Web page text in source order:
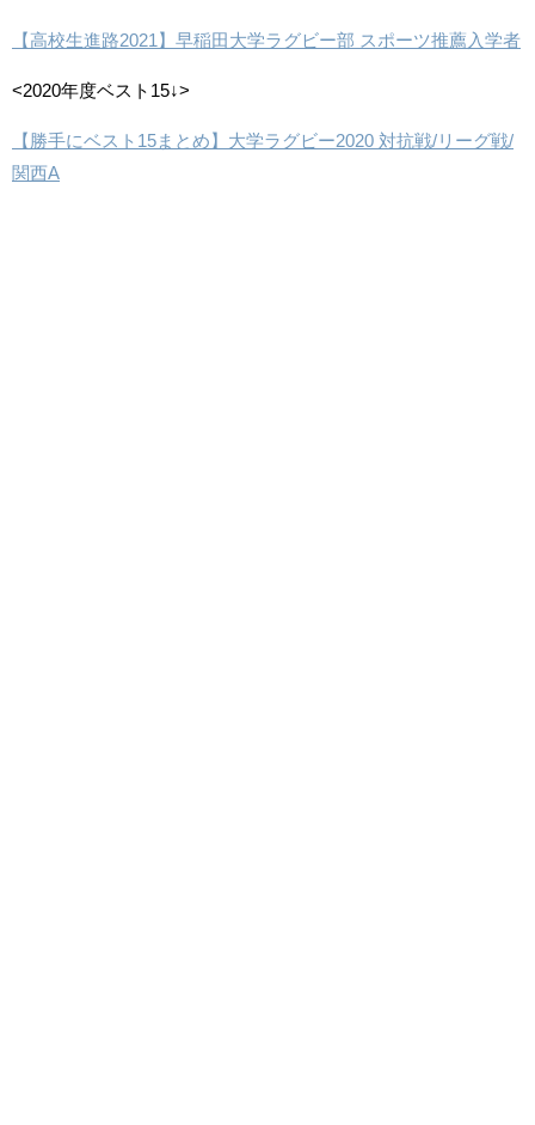
【高校生進路2021】早稲田大学ラグビー部 スポーツ推薦入学者
<2020年度ベスト15↓>
【勝手にベスト15まとめ】大学ラグビー2020 対抗戦/リーグ戦/
関西A